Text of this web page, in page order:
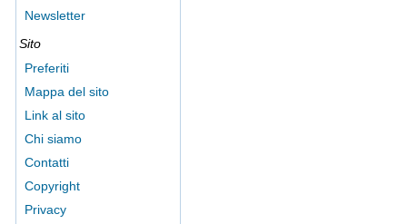
Newsletter
Sito
Preferiti
Mappa del sito
Link al sito
Chi siamo
Contatti
Copyright
Privacy